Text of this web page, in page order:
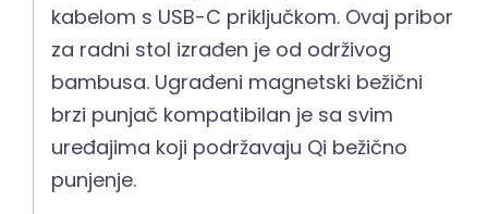
kabelom s USB-C priključkom. Ovaj pribor
za radni stol izrađen je od održivog
bambusa. Ugrađeni magnetski bežični
brzi punjač kompatibilan je sa svim
uređajima koji podržavaju Qi bežično
punjenje.